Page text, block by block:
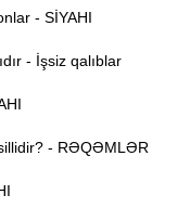
- SİYAHI
- İşsiz qalıblar
- RƏQƏMLƏR